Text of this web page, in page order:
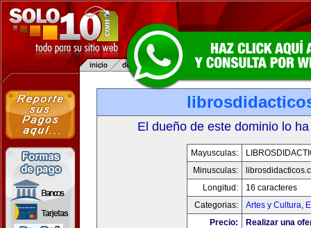
El dueño de este dominio lo
Mayusculas:
Minusculas:
Longitud:
16 caracteres
Categorias:
Artes y Cultura,
Precio:
Realizar una